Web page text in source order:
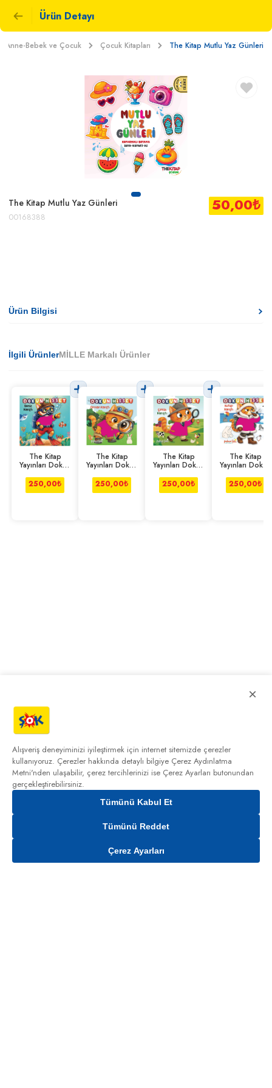
Ürün Detayı
Anne-Bebek ve Çocuk Çocuk Kitapları The Kitap Mutlu Yaz Günleri
The Kitap Mutlu Yaz Günleri
00168388
50,00₺
Gelince Haber Ver
Ürün Bilgisi
İlgili ÜrünlerMİLLE Markalı Ürünler
The Kitap
Yayınları Dokun
Karıştı
250,00₺
The Kitap
Yayınları Dokun
Karıştı
250,00₺
The Kitap
Yayınları Dokun
Karıştı
250,00₺
The Kitap
Yayınları Dokun
Karıştı
250,00₺
×
Alışveriş deneyiminizi iyileştirmek için internet sitemizde çerezler
kullanıyoruz. Çerezler hakkında detaylı bilgiye Çerez Aydınlatma
Metni'nden ulaşabilir, çerez tercihlerinizi ise Çerez Ayarları butonundan
gerçekleştirebilirsiniz.
Tümünü Kabul Et
Tümünü Reddet
Çerez Ayarları